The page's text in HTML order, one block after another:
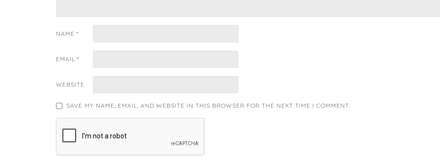
NAME *
EMAIL *
WEBSITE
SAVE MY NAME, EMAIL, AND WEBSITE IN THIS BROWSER FOR THE NEXT TIME I COMMENT.